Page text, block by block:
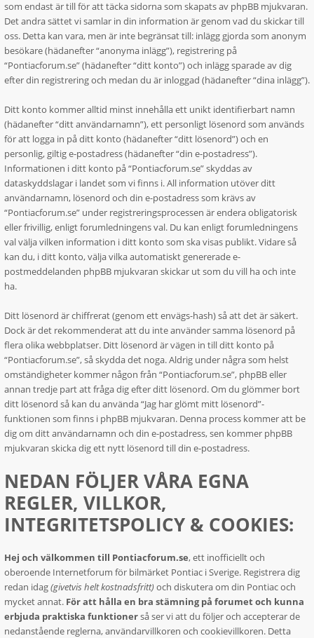
som endast är till för att täcka sidorna som skapats av phpBB mjukvaran.
Det andra sättet vi samlar in din information är genom vad du skickar till
oss. Detta kan vara, men är inte begränsat till: inlägg gjorda som anonym
besökare (hädanefter “anonyma inlägg”), registrering på
“Pontiacforum.se” (hädanefter “ditt konto”) och inlägg sparade av dig
efter din registrering och medan du är inloggad (hädanefter “dina inlägg”).
Ditt konto kommer alltid minst innehålla ett unikt identifierbart namn
(hädanefter “ditt användarnamn”), ett personligt lösenord som används
för att logga in på ditt konto (hädanefter “ditt lösenord”) och en
personlig, giltig e-postadress (hädanefter “din e-postadress”).
Informationen i ditt konto på “Pontiacforum.se” skyddas av
dataskyddslagar i landet som vi finns i. All information utöver ditt
användarnamn, lösenord och din e-postadress som krävs av
“Pontiacforum.se” under registreringsprocessen är endera obligatorisk
eller frivillig, enligt forumledningens val. Du kan enligt forumledningens
val välja vilken information i ditt konto som ska visas publikt. Vidare så
kan du, i ditt konto, välja vilka automatiskt genererade e-
postmeddelanden phpBB mjukvaran skickar ut som du vill ha och inte
ha.
Ditt lösenord är chiffrerat (genom ett envägs-hash) så att det är säkert.
Dock är det rekommenderat att du inte använder samma lösenord på
flera olika webbplatser. Ditt lösenord är vägen in till ditt konto på
“Pontiacforum.se”, så skydda det noga. Aldrig under några som helst
omständigheter kommer någon från “Pontiacforum.se”, phpBB eller
annan tredje part att fråga dig efter ditt lösenord. Om du glömmer bort
ditt lösenord så kan du använda “Jag har glömt mitt lösenord”-
funktionen som finns i phpBB mjukvaran. Denna process kommer att be
dig om ditt användarnamn och din e-postadress, sen kommer phpBB
mjukvaran skicka dig ett nytt lösenord till din e-postadress.
NEDAN FÖLJER VÅRA EGNA
REGLER, VILLKOR,
INTEGRITETSPOLICY & COOKIES:
Hej och välkommen till Pontiacforum.se, ett inofficiellt och
oberoende Internetforum för bilmärket Pontiac i Sverige. Registrera dig
redan idag(givetvis helt kostnadsfritt) och diskutera om din Pontiac och
mycket annat. För att hålla en bra stämning på forumet och kunna
erbjuda praktiska funktionerså ser vi att du följer och accepterar de
nedanstående reglerna, användarvillkoren och cookievillkoren. Detta